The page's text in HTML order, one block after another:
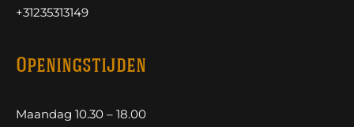
+31235313149
Openingstijden
Maandag 10.30 – 18.00